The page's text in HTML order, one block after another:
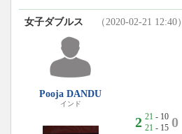
女子ダブルス （2020-02-21 12:40）
Pooja DANDU
インド
2 21 - 10
21 - 15 0